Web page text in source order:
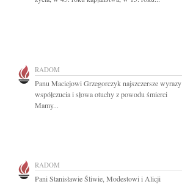
RADOM
Panu Maciejowi Grzegorczyk najszczersze wyrazy
współczucia i słowa otuchy z powodu śmierci
Mamy...
RADOM
Pani Stanisławie Śliwie, Modestowi i Alicji